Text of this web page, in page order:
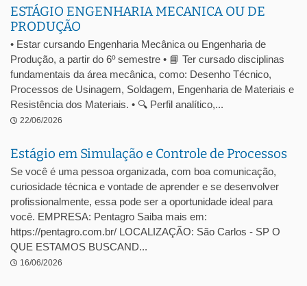
ESTÁGIO ENGENHARIA MECANICA OU DE
PRODUÇÃO
• Estar cursando Engenharia Mecânica ou Engenharia de
Produção, a partir do 6º semestre • 📘 Ter cursado disciplinas
fundamentais da área mecânica, como: Desenho Técnico,
Processos de Usinagem, Soldagem, Engenharia de Materiais e
Resistência dos Materiais. • 🔍 Perfil analítico,...
22/06/2026
Estágio em Simulação e Controle de Processos
Se você é uma pessoa organizada, com boa comunicação,
curiosidade técnica e vontade de aprender e se desenvolver
profissionalmente, essa pode ser a oportunidade ideal para
você. EMPRESA: Pentagro Saiba mais em:
https://pentagro.com.br/ LOCALIZAÇÃO: São Carlos - SP O
QUE ESTAMOS BUSCAND...
16/06/2026